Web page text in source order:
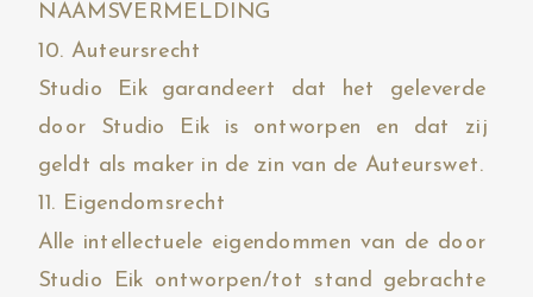
NAAMSVERMELDING
10. Auteursrecht
Studio Eik garandeert dat het geleverde
door Studio Eik is ontworpen en dat zij
geldt als maker in de zin van de Auteurswet.
11. Eigendomsrecht
Alle intellectuele eigendommen van de door
Studio Eik ontworpen/tot stand gebrachte